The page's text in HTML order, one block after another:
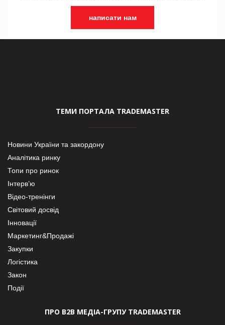
написати нам
ТЕМИ ПОРТАЛА TRADEMASTER
Новини України та закордону
Аналітика ринку
Топи про ринок
Інтерв’ю
Відео-тренінги
Світовий досвід
Інновації
Маркетинг&Продажі
Закупки
Логістика
Закон
Події
ПРО В2В МЕДІА-ГРУПУ TRADEMASTER